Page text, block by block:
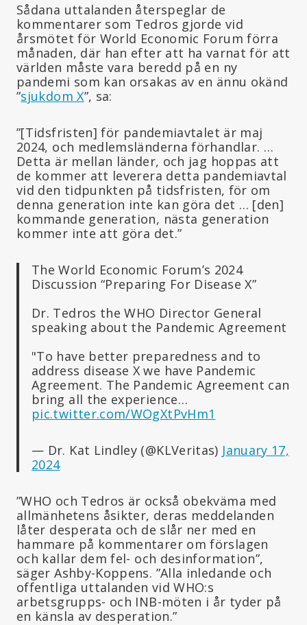
Sådana uttalanden återspeglar de
kommentarer som Tedros gjorde vid
årsmötet för World Economic Forum förra
månaden, där han efter att ha varnat för att
världen måste vara beredd på en ny
pandemi som kan orsakas av en ännu okänd
”sjukdom X”, sa:
”[Tidsfristen] för pandemiavtalet är maj
2024, och medlemsländerna förhandlar. …
Detta är mellan länder, och jag hoppas att
de kommer att leverera detta pandemiavtal
vid den tidpunkten på tidsfristen, för om
denna generation inte kan göra det … [den]
kommande generation, nästa generation
kommer inte att göra det.”
The World Economic Forum’s 2024
Discussion “Preparing For Disease X”
Dr. Tedros the WHO Director General
speaking about the Pandemic Agreement
"To have better preparedness and to
address disease X we have Pandemic
Agreement. The Pandemic Agreement can
bring all the experience…
pic.twitter.com/WOgXtPvHm1
— Dr. Kat Lindley (@KLVeritas) January 17,
2024
”WHO och Tedros är också obekväma med
allmänhetens åsikter, deras meddelanden
låter desperata och de slår ner med en
hammare på kommentarer om förslagen
och kallar dem fel- och desinformation”,
säger Ashby-Koppens. ”Alla inledande och
offentliga uttalanden vid WHO:s
arbetsgrupps- och INB-möten i år tyder på
en känsla av desperation.”